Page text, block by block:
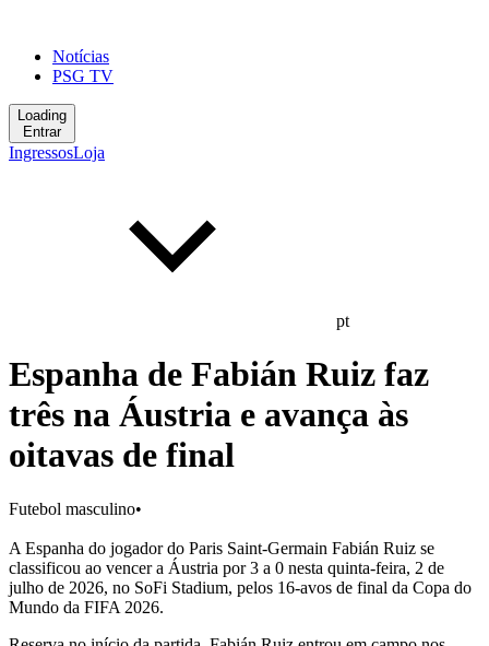
Notícias
PSG TV
Loading
Entrar
IngressosLoja
pt
Espanha de Fabián Ruiz faz
três na Áustria e avança às
oitavas de final
Futebol masculino•
A Espanha do jogador do Paris Saint-Germain Fabián Ruiz se
classificou ao vencer a Áustria por 3 a 0 nesta quinta-feira, 2 de
julho de 2026, no SoFi Stadium, pelos 16-avos de final da Copa do
Mundo da FIFA 2026.